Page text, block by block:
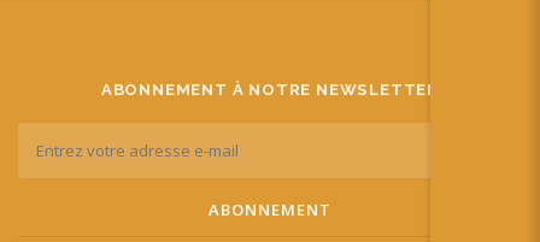
ABONNEMENT À NOTRE NEWSLETTER